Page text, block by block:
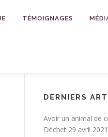
TÉMOIGNAGES
DERNIERS
Avoir un animal de
Déchet 29 avril 2021